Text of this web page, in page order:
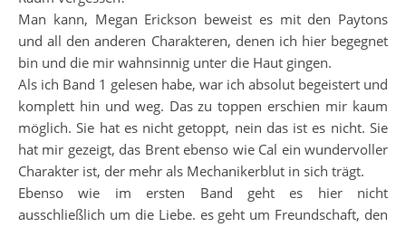
Man kann, Megan Erickson beweist es mit den Paytons
und all den anderen Charakteren, denen ich hier begegnet
bin und die mir wahnsinnig unter die Haut gingen.
Als ich Band 1 gelesen habe, war ich absolut begeistert und
komplett hin und weg. Das zu toppen erschien mir kaum
möglich. Sie hat es nicht getoppt, nein das ist es nicht. Sie
hat mir gezeigt, das Brent ebenso wie Cal ein wundervoller
Charakter ist, der mehr als Mechanikerblut in sich trägt.
Ebenso wie im ersten Band geht es hier nicht
ausschließlich um die Liebe. es geht um Freundschaft, den